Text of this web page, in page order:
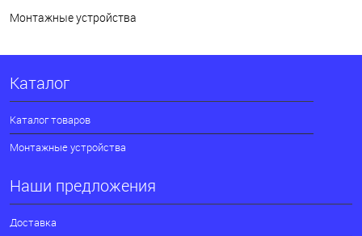
Монтажные устройства
Каталог
Каталог товаров
Монтажные устройства
Наши предложения
Доставка